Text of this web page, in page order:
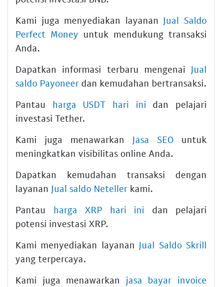
Kami juga menyediakan layanan Jual Saldo
Perfect Money untuk mendukung transaksi
Anda.
Dapatkan informasi terbaru mengenai Jual
saldo Payoneer dan kemudahan bertransaksi.
Pantau harga USDT hari ini dan pelajari
investasi Tether.
Kami juga menawarkan Jasa SEO untuk
meningkatkan visibilitas online Anda.
Dapatkan kemudahan transaksi dengan
layanan Jual saldo Neteller kami.
Pantau harga XRP hari ini dan pelajari
potensi investasi XRP.
Kami menyediakan layanan Jual Saldo Skrill
yang terpercaya.
Kami juga menawarkan jasa bayar invoice